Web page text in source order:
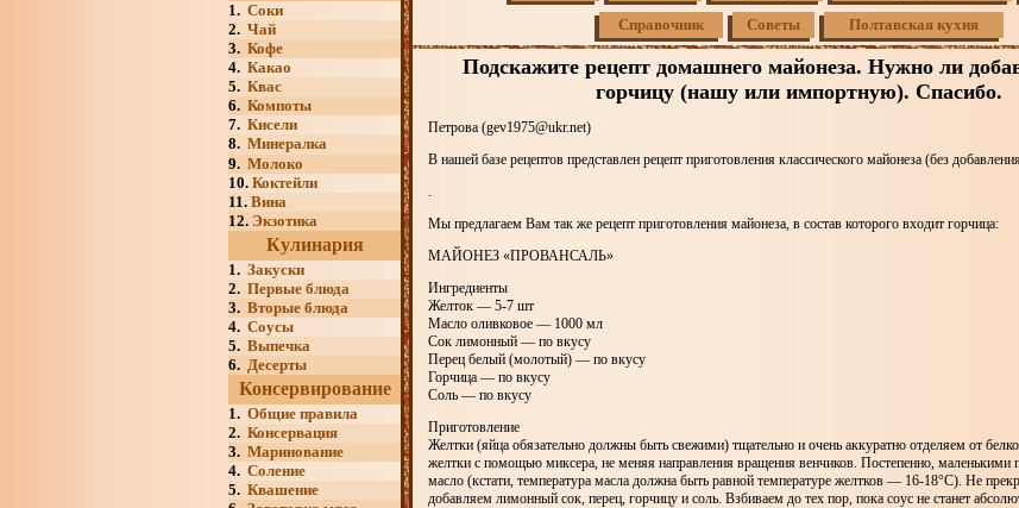
1. Соки
2. Чай
3. Кофе
4. Какао
5. Квас
6. Компоты
7. Кисели
8. Минералка
9. Молоко
10. Коктейли
11. Вина
12. Экзотика
Кулинария
1. Закуски
2. Первые блюда
3. Вторые блюда
4. Соусы
5. Выпечка
6. Десерты
Консервирование
1. Общие правила
2. Консервация
3. Маринование
4. Соление
5. Квашение
Справочник Советы Полтавская кухня
Подскажите рецепт домашнего майонеза. Нужно ли
горчицу (нашу или импортную). Спасибо.
Петрова (gev1975@ukr.net)
В нашей базе рецептов представлен рецепт приготовления классического майонеза (без
.
Мы предлагаем Вам так же рецепт приготовления майонеза, в состав которого входит горчица:
МАЙОНЕЗ «ПРОВАНСАЛЬ»
Ингредиенты
Желток — 5-7 шт
Масло оливковое — 1000 мл
Сок лимонный — по вкусу
Перец белый (молотый) — по вкусу
Горчица — по вкусу
Соль — по вкусу
Приготовление
Желтки (яйца обязательно должны быть свежими) тщательно и очень аккуратно отделяем от
желтки с помощью миксера, не меняя направления вращения венчиков. Постепенно, маленькими
масло (кстати, температура масла должна быть равной температуре желтков — 16-18°С). Не
добавляем лимонный сок, перец, горчицу и соль. Взбиваем до тех пор, пока соус не станет